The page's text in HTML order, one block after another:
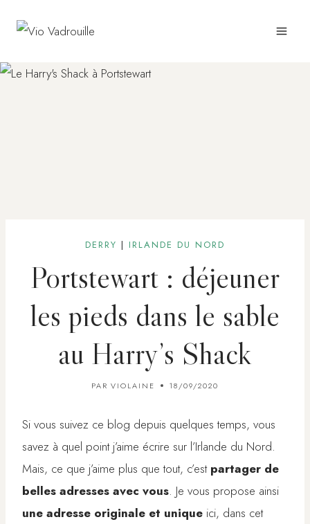
DERRY | IRLANDE DU NORD
Portstewart : déjeuner
les pieds dans le sable
au Harry’s Shack
PAR VIOLAINE 18/09/2020
Si vous suivez ce blog depuis quelques temps, vous
savez à quel point j’aime écrire sur l’Irlande du Nord.
Mais, ce que j’aime plus que tout, c’est partager de
belles adresses avec vous. Je vous propose ainsi
une adresse originale et unique ici, dans cet